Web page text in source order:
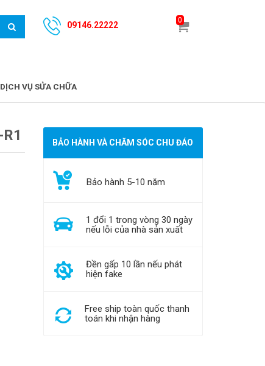
09146.22222
0
DỊCH VỤ SỬA CHỮA
BẢO HÀNH VÀ CHĂM SÓC CHU ĐÁO
Bảo hành 5-10 năm
1 đổi 1 trong vòng 30 ngày
nếu lỗi của nhà sản xuất
Đền gấp 10 lần nếu phát
hiện fake
Free ship toàn quốc thanh
toán khi nhận hàng